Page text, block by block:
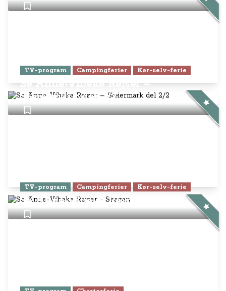
TV-program Campingferier Kør-selv-ferie
Se Anne-Vibeke Rejser –
Steiermark del 2/2
TV-program Campingferier Kør-selv-ferie
Se Anne-Vibeke Rejser - Skagen